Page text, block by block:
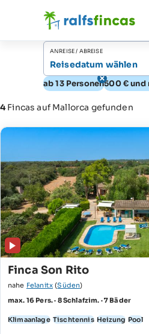
ANREISE / ABREISE
Reisedatum wählen
ab 13 Personen500 € und
4Fincas auf Mallorca gefunden
Finca Son Rito
nahe Felanitx (Süden)
max. 16 Pers. · 8 Schlafzim. · 7 Bäder
Klimaanlage Tischtennis Heizung Pool